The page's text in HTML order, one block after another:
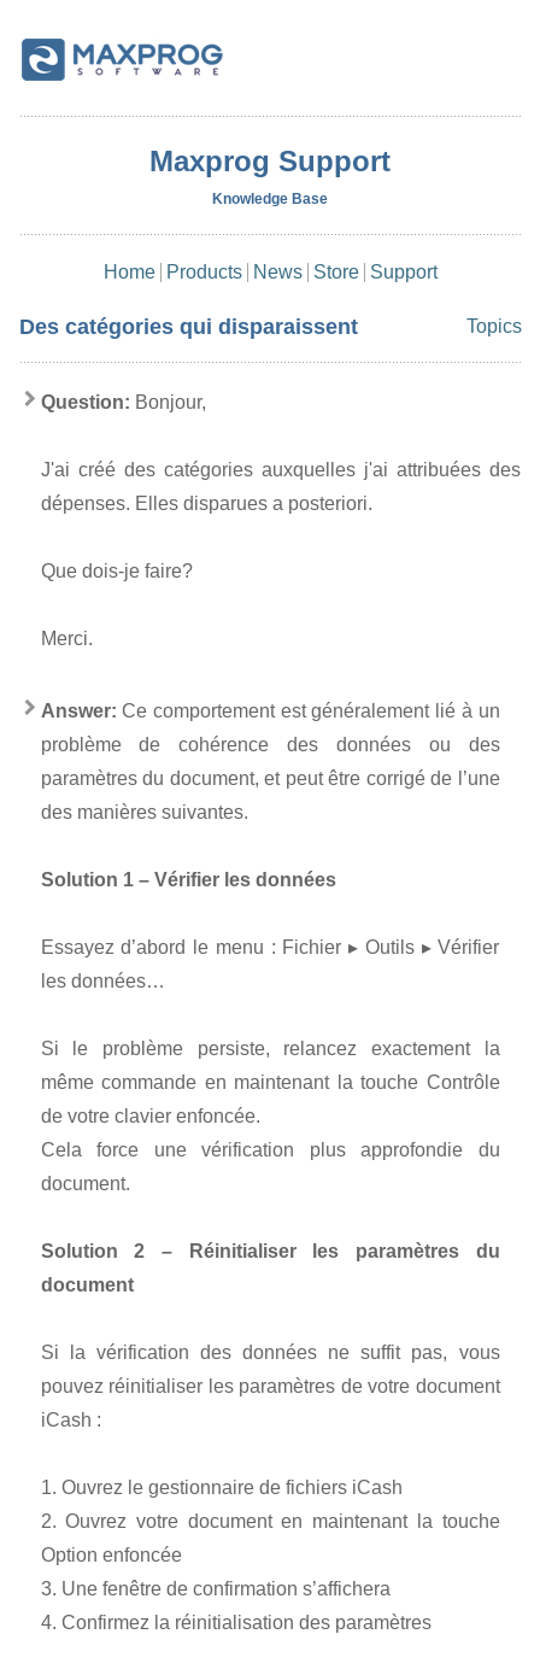
Maxprog Support
Knowledge Base
Home Products News Store Support
Des catégories qui disparaissent Topics
Question: Bonjour,
J'ai créé des catégories auxquelles j'ai attribuées des
dépenses. Elles disparues a posteriori.
Que dois-je faire?
Merci.
Answer:Ce comportement est généralement lié à un
problème de cohérence des données ou des
paramètres du document, et peut être corrigé de l’une
des manières suivantes.
Solution 1 – Vérifier les données
Essayez d’abord le menu : Fichier ▸ Outils ▸ Vérifier
les données…
Si le problème persiste, relancez exactement la
même commande en maintenant la touche Contrôle
de votre clavier enfoncée.
Cela force une vérification plus approfondie du
document.
Solution 2 – Réinitialiser les paramètres du
document
Si la vérification des données ne suffit pas, vous
pouvez réinitialiser les paramètres de votre document
iCash :
1. Ouvrez le gestionnaire de fichiers iCash
2. Ouvrez votre document en maintenant la touche
Option enfoncée
3. Une fenêtre de confirmation s’affichera
4. Confirmez la réinitialisation des paramètres